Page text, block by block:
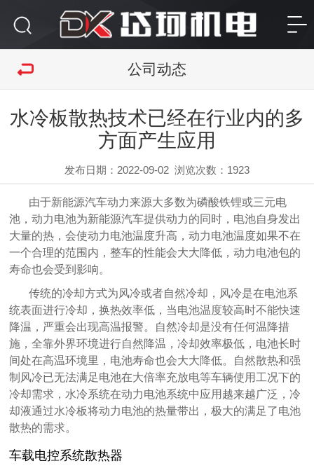
公司动态
水冷板散热技术已经在行业内的多
方面产生应用
发布日期：2022-09-02 浏览次数： 1923
由于新能源汽车动力来源大多数为磷酸铁锂或三元电
池，动力电池为新能源汽车提供动力的同时，电池自身发出
大量的热，会使动力电池温度升高，动力电池温度如果不在
一个合理的范围内，整车的性能会大大降低，动力电池包的
寿命也会受到影响。
传统的冷却方式为风冷或者自然冷却，风冷是在电池系
统表面进行冷却，换热效率低，当电池温度较高时不能快速
降温，严重会出现高温报警。自然冷却是没有任何温降措
施，全靠外界环境进行自然降温，冷却效率极低，电池长时
间处在高温环境里，电池寿命也会大大降低。自然散热和强
制风冷已无法满足电池在大倍率充放电等车辆使用工况下的
冷却需求，水冷系统在动力电池系统中应用越来越广泛，冷
却液通过水冷板将动力电池的热量带出，极大的满足了电池
散热的需求。
车载电控系统散热器